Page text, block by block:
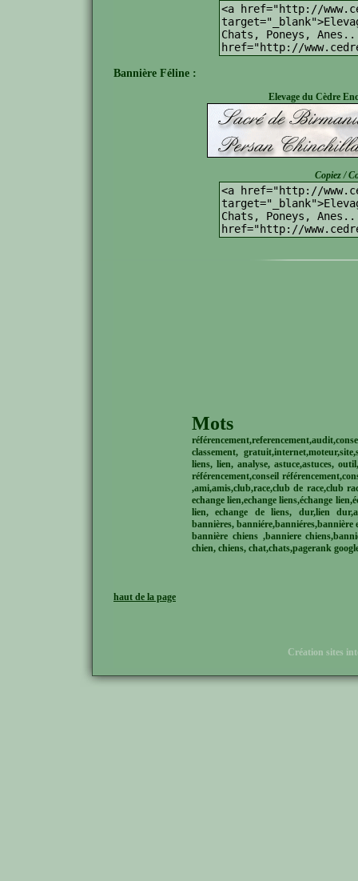
Bannière Féline :
Elevage du Cèdre
Copiez /
classement,
liens, lien, analyse, astuce,astuces,
référencement,conseil
,ami,amis,club,race,club de race,club
echange lien,echange liens,échange
lien, echange de liens, dur,lien
bannières, banniére,banniéres,bannière
bannière chiens ,banniere
chien, chiens, chat,chats,pagerank
haut de la page
Création sites